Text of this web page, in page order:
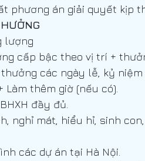
phương án giải quyết kịp
lượng
cấp bậc theo vị trí +
các ngày lễ, kỷ
thêm giờ (nếu có).
đầy đủ.
nghỉ mát, hiểu hỉ, sinh con,
các dự án tại Hà Nội.